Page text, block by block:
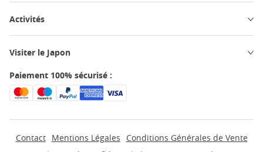
Activités
Visiter le Japon
Paiement 100% sécurisé :
Contact Mentions Légales
Conditions Générales de Vente